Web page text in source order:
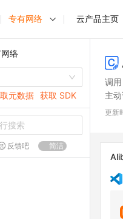
专有网络 云产品主页
络
元数据 获取 SDK
反馈吧 简洁
调
主
更新